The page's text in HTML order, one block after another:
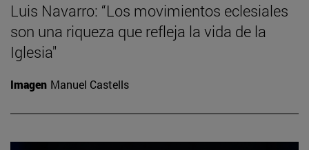
Luis Navarro: “Los movimientos eclesiales
son una riqueza que refleja la vida de la
Iglesia"
Imagen Manuel Castells